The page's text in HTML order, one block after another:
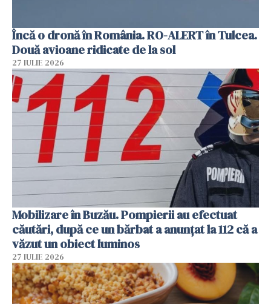
Încă o dronă în România. RO-ALERT în Tulcea.
Două avioane ridicate de la sol
27 IULIE 2026
Mobilizare în Buzău. Pompierii au efectuat
căutări, după ce un bărbat a anunțat la 112 că a
văzut un obiect luminos
27 IULIE 2026